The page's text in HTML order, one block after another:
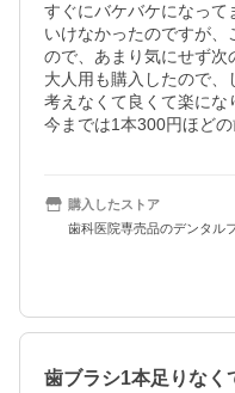
すぐにバケバケになって
いけなかったのですが
ので、あまり気にせず次
大人用も購入したので
考えなくて良くて楽にな
今までは1本300円ほど
購入したストア
歯科医院専売品のデンタル